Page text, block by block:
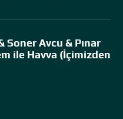
Soner Avcu & Pınar
ile Havva (İçimizden